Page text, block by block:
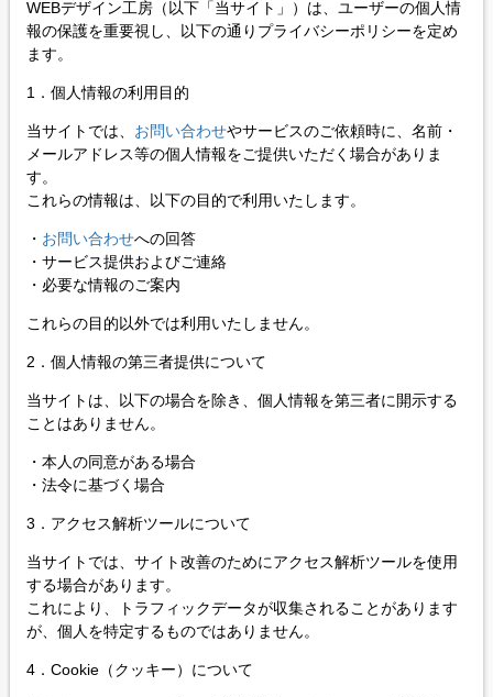
WEBデザイン工房（以下「当サイト」）は、ユーザーの個人情
報の保護を重要視し、以下の通り プライバシーポリシーを定め
ます。
1．個人情報の利用目的
当サイトでは、 お問い合わせやサービスのご依頼時に、名前・
メールアドレス等の個人情報をご提供いただく場合がありま
す。
これらの情報は、以下の目的で利用いたします。
・ お問い合わせへの回答
・サービス提供およびご連絡
・必要な情報のご案内
これらの目的以外では利用いたしません。
2．個人情報の第三者提供について
当サイトは、以下の場合を除き、個人情報を第三者に開示する
ことはありません。
・本人の同意がある場合
・法令に基づく場合
3．アクセス解析ツールについて
当サイトでは、サイト改善のためにアクセス解析ツールを使用
する場合があります。
これにより、トラフィックデータが収集されることがあります
が、個人を特定するものではありません。
4．Cookie（クッキー）について